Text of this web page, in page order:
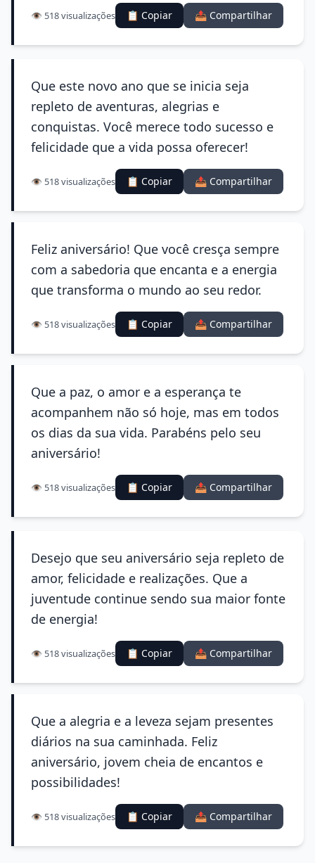
👁️ 518 visualizações 📋 Copiar 📤 Compartilhar
Que este novo ano que se inicia seja
repleto de aventuras, alegrias e
conquistas. Você merece todo sucesso e
felicidade que a vida possa oferecer!
👁️ 518 visualizações 📋 Copiar 📤 Compartilhar
Feliz aniversário! Que você cresça sempre
com a sabedoria que encanta e a energia
que transforma o mundo ao seu redor.
👁️ 518 visualizações 📋 Copiar 📤 Compartilhar
Que a paz, o amor e a esperança te
acompanhem não só hoje, mas em todos
os dias da sua vida. Parabéns pelo seu
aniversário!
👁️ 518 visualizações 📋 Copiar 📤 Compartilhar
Desejo que seu aniversário seja repleto de
amor, felicidade e realizações. Que a
juventude continue sendo sua maior fonte
de energia!
👁️ 518 visualizações 📋 Copiar 📤 Compartilhar
Que a alegria e a leveza sejam presentes
diários na sua caminhada. Feliz
aniversário, jovem cheia de encantos e
possibilidades!
👁️ 518 visualizações 📋 Copiar 📤 Compartilhar